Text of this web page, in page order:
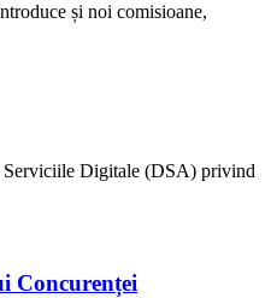
și noi comisioane,
Serviciile Digitale (DSA) privind
Concurenței